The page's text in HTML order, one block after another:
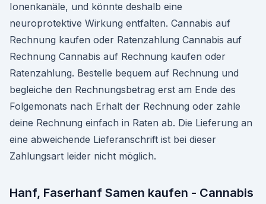
Ionenkanäle, und könnte deshalb eine
neuroprotektive Wirkung entfalten. Cannabis auf
Rechnung kaufen oder Ratenzahlung Cannabis auf
Rechnung Cannabis auf Rechnung kaufen oder
Ratenzahlung. Bestelle bequem auf Rechnung und
begleiche den Rechnungsbetrag erst am Ende des
Folgemonats nach Erhalt der Rechnung oder zahle
deine Rechnung einfach in Raten ab. Die Lieferung an
eine abweichende Lieferanschrift ist bei dieser
Zahlungsart leider nicht möglich.
Hanf, Faserhanf Samen kaufen - Cannabis